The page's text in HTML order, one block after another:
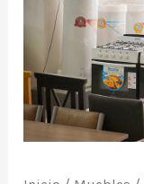
Living
«ALBA»
-
de
Caon